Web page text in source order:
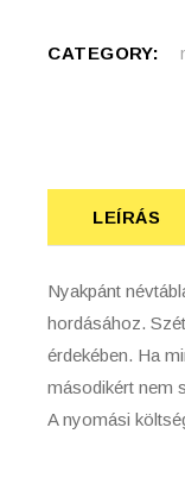
CATEGORY:
LEÍRÁS
Nyakpánt
hordásához.
érdekében. Ha
másodikért nem
A nyomási